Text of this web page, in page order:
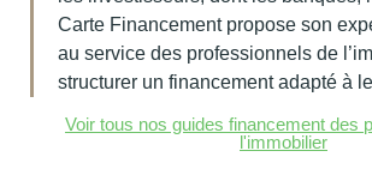
Carte Financement propose son
au service des professionnels de
structurer un financement adapté à
Voir tous nos guides financement des
l'immobilier